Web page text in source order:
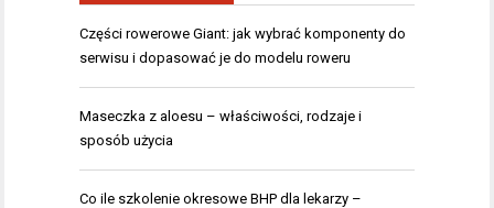
Części rowerowe Giant: jak wybrać komponenty do
serwisu i dopasować je do modelu roweru
Maseczka z aloesu – właściwości, rodzaje i
sposób użycia
Co ile szkolenie okresowe BHP dla lekarzy –